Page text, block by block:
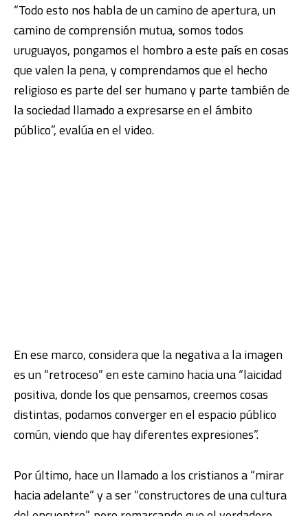
“Todo esto nos habla de un camino de apertura, un
camino de comprensión mutua, somos todos
uruguayos, pongamos el hombro a este país en cosas
que valen la pena, y comprendamos que el hecho
religioso es parte del ser humano y parte también de
la sociedad llamado a expresarse en el ámbito
público”, evalúa en el video.
En ese marco, considera que la negativa a la imagen
es un “retroceso” en este camino hacia una “laicidad
positiva, donde los que pensamos, creemos cosas
distintas, podamos converger en el espacio público
común, viendo que hay diferentes expresiones”.
Por último, hace un llamado a los cristianos a “mirar
hacia adelante” y a ser “constructores de una cultura